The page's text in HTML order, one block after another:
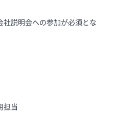
説明会への参加が必須とな
担当